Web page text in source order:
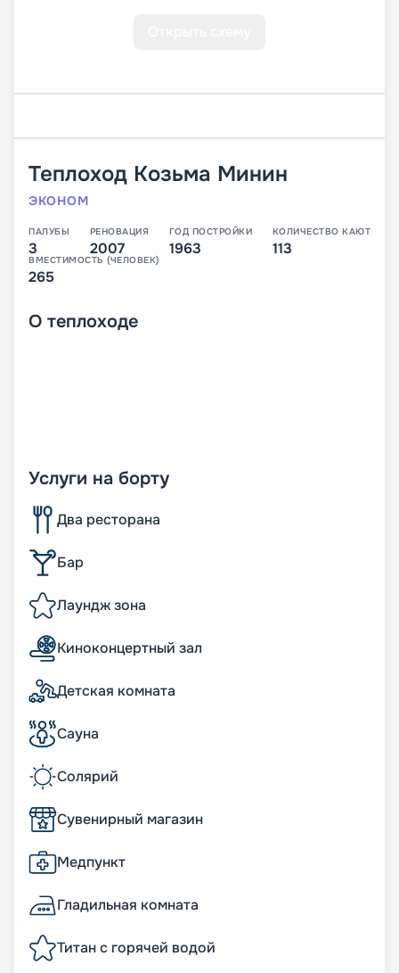
Теплоход Козьма Минин
ЭКОНОМ
ПАЛУБЫ
3
РЕНОВАЦИЯ
2007
ГОД ПОСТРОЙКИ
1963
КОЛИЧЕСТВО КАЮТ
113
ВМЕСТИМОСТЬ (ЧЕЛОВЕК)
265
О теплоходе
Услуги на борту
Два ресторана
Бар
Лаундж зона
Киноконцертный зал
Детская комната
Сауна
Солярий
Сувенирный магазин
Медпункт
Гладильная комната
Титан с горячей водой